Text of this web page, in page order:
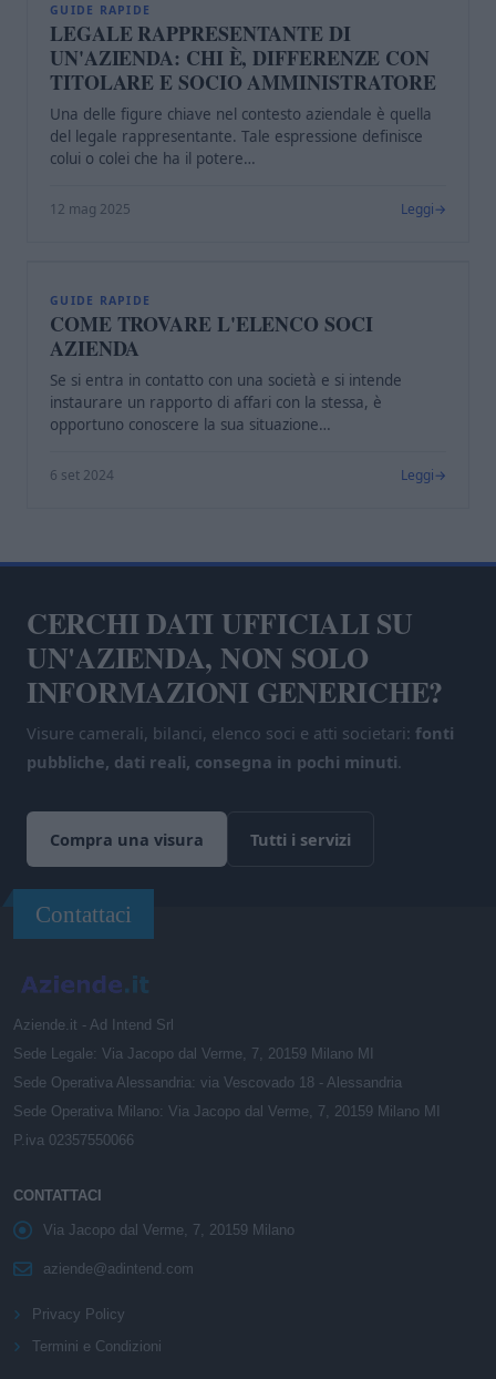
GUIDE RAPIDE
LEGALE RAPPRESENTANTE DI
UN'AZIENDA: CHI È, DIFFERENZE CON
TITOLARE E SOCIO AMMINISTRATORE
Una delle figure chiave nel contesto aziendale è quella
del legale rappresentante. Tale espressione definisce
colui o colei che ha il potere…
12 mag 2025 Leggi
GUIDE RAPIDE
COME TROVARE L'ELENCO SOCI
AZIENDA
Se si entra in contatto con una società e si intende
instaurare un rapporto di affari con la stessa, è
opportuno conoscere la sua situazione…
6 set 2024 Leggi
CERCHI DATI UFFICIALI SU
UN'AZIENDA, NON SOLO
INFORMAZIONI GENERICHE?
Visure camerali, bilanci, elenco soci e atti societari: fonti
pubbliche, dati reali, consegna in pochi minuti.
Compra una visura Tutti i servizi
Contattaci
Aziende.it - Ad Intend Srl
Sede Legale: Via Jacopo dal Verme, 7, 20159 Milano MI
Sede Operativa Alessandria: via Vescovado 18 - Alessandria
Sede Operativa Milano: Via Jacopo dal Verme, 7, 20159 Milano MI
P.iva 02357550066
CONTATTACI
Via Jacopo dal Verme, 7, 20159 Milano
aziende@adintend.com
Privacy Policy
Termini e Condizioni